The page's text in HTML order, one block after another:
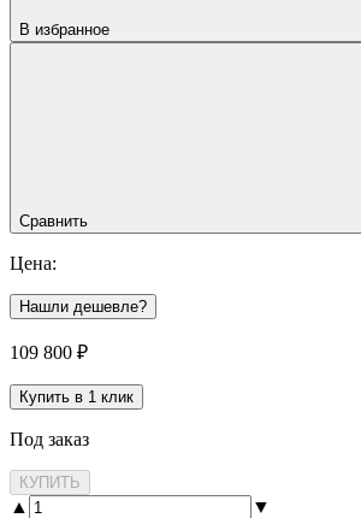
В избранное
Сравнить
Цена:
Нашли дешевле?
109 800 ₽
Купить в 1 клик
Под заказ
КУПИТЬ
▲
▼